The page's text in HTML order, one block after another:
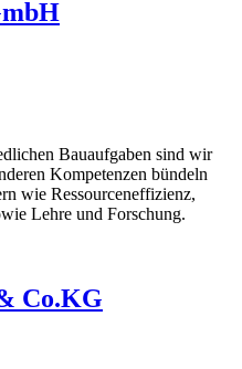
Bauaufgaben sind wir
Kompetenzen bündeln
wie Ressourceneffizienz,
Lehre und Forschung.
Co.KG